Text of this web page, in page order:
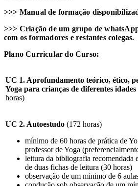
>>> Manual de formação
>>> Criação de um grupo de
com os formadores e restantes colegas.
Plano Curricular do Curso:
UC 1. Aprofundamento teórico, ético,
Yoga para crianças de diferentes idades
horas)
UC 2. Autoestudo (172 horas)
mínimo de 60 horas de prática de
professor de Yoga
leitura da bibliografia recomendada
de duas fichas de leitura (30 horas)
observação de um mínimo de 6